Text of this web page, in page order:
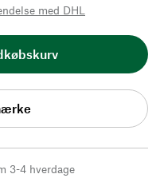
med DHL
3-4 hverdage